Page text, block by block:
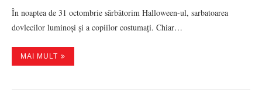
În noaptea de 31 octombrie sărbătorim Halloween-ul, sarbatoarea
dovlecilor luminoși și a copiilor costumați. Chiar…
MAI MULT